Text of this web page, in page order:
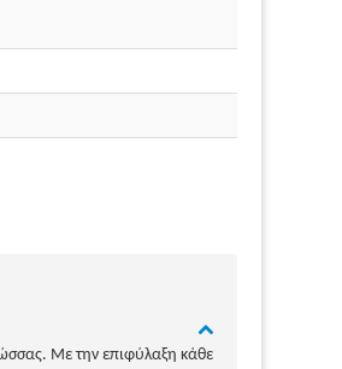
Με την επιφύλαξη κάθε